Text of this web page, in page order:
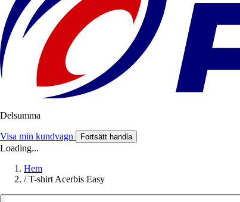
Delsumma
Visa min kundvagn Fortsätt handla
Loading...
Hem
/ T-shirt Acerbis Easy